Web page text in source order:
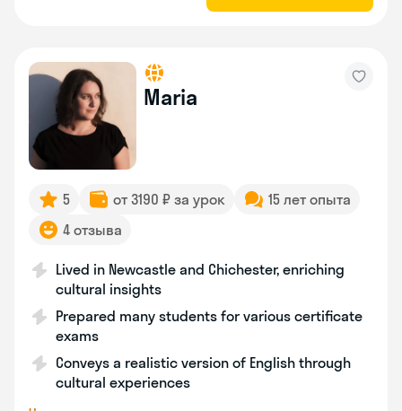
Maria
5 от 3190 ₽ за урок
15 лет опыта
4 отзыва
Lived in Newcastle and Chichester, enriching
cultural insights
Prepared many students for various certificate
exams
Conveys a realistic version of English through
cultural experiences